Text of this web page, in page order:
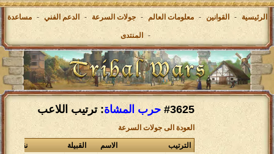
الرئيسية - القوانين - معلومات العالم - جولات السرعة - الدعم الفني - مساعدة
- المنتدى
#3625 حرب المشاة: ترتيب اللاعب
العودة الى جولات السرعة
الترتيب الاسم القبيلة نقاط